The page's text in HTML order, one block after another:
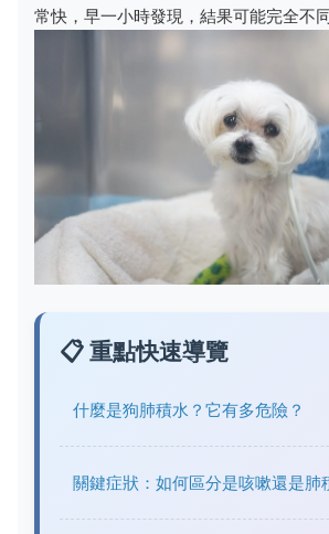
常快，早一小時發現，結果可能完全不同
📋 重點快速導覽
什麼是狗肺積水？它有多危險？
關鍵症狀：如何區分是咳嗽還是肺